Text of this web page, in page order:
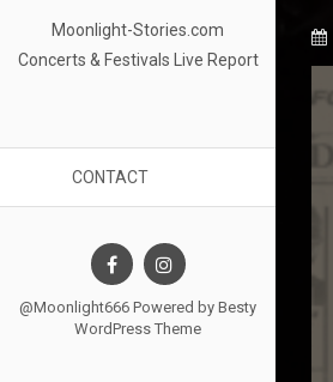
Moonlight-Stories.com
Concerts & Festivals Live Report
CONTACT
@Moonlight666 Powered by Besty
WordPress Theme